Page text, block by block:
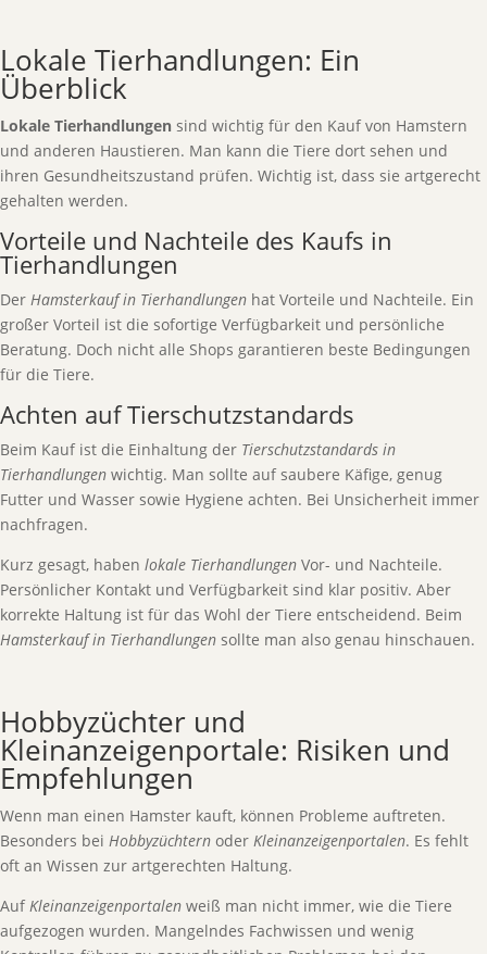
Lokale Tierhandlungen: Ein
Überblick
Lokale Tierhandlungen sind wichtig für den Kauf von Hamstern
und anderen Haustieren. Man kann die Tiere dort sehen und
ihren Gesundheitszustand prüfen. Wichtig ist, dass sie artgerecht
gehalten werden.
Vorteile und Nachteile des Kaufs in
Tierhandlungen
Der Hamsterkauf in Tierhandlungen hat Vorteile und Nachteile. Ein
großer Vorteil ist die sofortige Verfügbarkeit und persönliche
Beratung. Doch nicht alle Shops garantieren beste Bedingungen
für die Tiere.
Achten auf Tierschutzstandards
Beim Kauf ist die Einhaltung der Tierschutzstandards in
Tierhandlungen wichtig. Man sollte auf saubere Käfige, genug
Futter und Wasser sowie Hygiene achten. Bei Unsicherheit immer
nachfragen.
Kurz gesagt, haben lokale Tierhandlungen Vor- und Nachteile.
Persönlicher Kontakt und Verfügbarkeit sind klar positiv. Aber
korrekte Haltung ist für das Wohl der Tiere entscheidend. Beim
Hamsterkauf in Tierhandlungen sollte man also genau hinschauen.
Hobbyzüchter und
Kleinanzeigenportale: Risiken und
Empfehlungen
Wenn man einen Hamster kauft, können Probleme auftreten.
Besonders bei Hobbyzüchtern oder Kleinanzeigenportalen. Es fehlt
oft an Wissen zur artgerechten Haltung.
AufKleinanzeigenportalen weiß man nicht immer, wie die Tiere
aufgezogen wurden. Mangelndes Fachwissen und wenig